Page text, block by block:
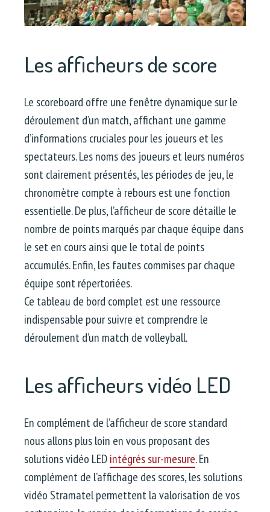
Les afficheurs de score
Le scoreboard offre une fenêtre dynamique sur le
déroulement d’un match, affichant une gamme
d’informations cruciales pour les joueurs et les
spectateurs. Les noms des joueurs et leurs numéros
sont clairement présentés, les périodes de jeu, le
chronomètre compte à rebours est une fonction
essentielle. De plus, l’afficheur de score détaille le
nombre de points marqués par chaque équipe dans
le set en cours ainsi que le total de points
accumulés. Enfin, les fautes commises par chaque
équipe sont répertoriées.
Ce tableau de bord complet est une ressource
indispensable pour suivre et comprendre le
déroulement d’un match de volleyball.
Les afficheurs vidéo LED
En complément de l’afficheur de score standard
nous allons plus loin en vous proposant des
solutions vidéo LEDintégrés sur-mesure. En
complément de l’affichage des scores, les solutions
vidéo Stramatel permettent la valorisation de vos